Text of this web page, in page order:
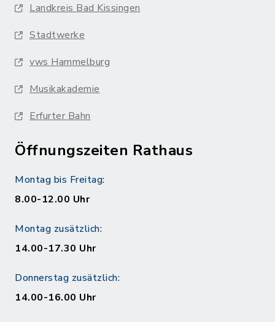
Landkreis Bad Kissingen
Stadtwerke
vws Hammelburg
Musikakademie
Erfurter Bahn
Öffnungszeiten Rathaus
Montag bis Freitag:
8.00-12.00 Uhr
Montag zusätzlich:
14.00-17.30 Uhr
Donnerstag zusätzlich:
14.00-16.00 Uhr